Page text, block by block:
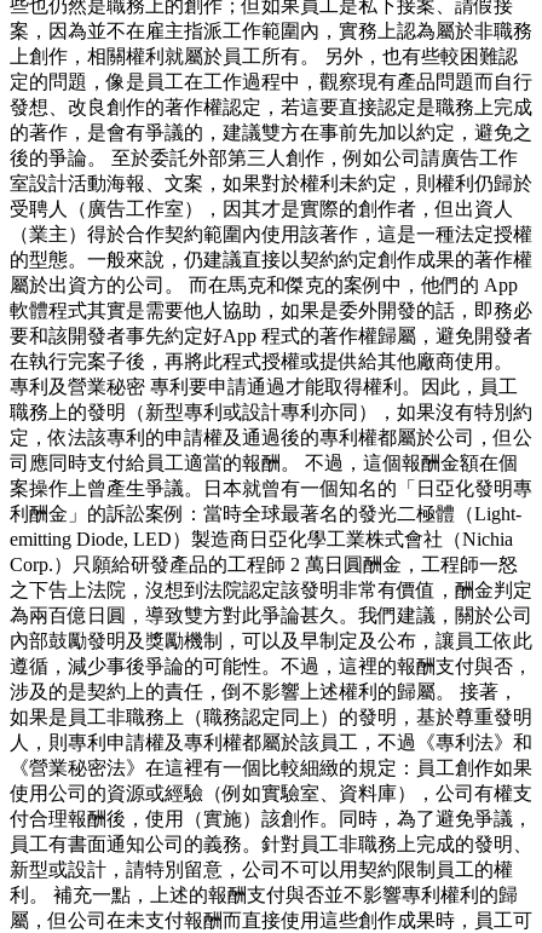
些也仍然是職務上的創作；但如果員工是私下接案、請假接
案，因為並不在雇主指派工作範圍內，實務上認為屬於非職務
上創作，相關權利就屬於員工所有。 另外，也有些較困難認
定的問題，像是員工在工作過程中，觀察現有產品問題而自行
發想、改良創作的著作權認定，若這要直接認定是職務上完成
的著作，是會有爭議的，建議雙方在事前先加以約定，避免之
後的爭論。 至於委託外部第三人創作，例如公司請廣告工作
室設計活動海報、文案，如果對於權利未約定，則權利仍歸於
受聘人（廣告工作室），因其才是實際的創作者，但出資人
（業主）得於合作契約範圍內使用該著作，這是一種法定授權
的型態。一般來說，仍建議直接以契約約定創作成果的著作權
屬於出資方的公司。 而在馬克和傑克的案例中，他們的 App
軟體程式其實是需要他人協助，如果是委外開發的話，即務必
要和該開發者事先約定好App 程式的著作權歸屬，避免開發者
在執行完案子後，再將此程式授權或提供給其他廠商使用。
專利及營業秘密 專利要申請通過才能取得權利。因此，員工
職務上的發明（新型專利或設計專利亦同），如果沒有特別約
定，依法該專利的申請權及通過後的專利權都屬於公司，但公
司應同時支付給員工適當的報酬。 不過，這個報酬金額在個
案操作上曾產生爭議。日本就曾有一個知名的「日亞化發明專
利酬金」的訴訟案例：當時全球最著名的發光二極體（Light-
emitting Diode, LED）製造商日亞化學工業株式會社（Nichia
Corp.）只願給研發產品的工程師 2 萬日圓酬金，工程師一怒
之下告上法院，沒想到法院認定該發明非常有價值，酬金判定
為兩百億日圓，導致雙方對此爭論甚久。我們建議，關於公司
內部鼓勵發明及獎勵機制，可以及早制定及公布，讓員工依此
遵循，減少事後爭論的可能性。不過，這裡的報酬支付與否，
涉及的是契約上的責任，倒不影響上述權利的歸屬。 接著，
如果是員工非職務上（職務認定同上）的發明，基於尊重發明
人，則專利申請權及專利權都屬於該員工，不過《專利法》和
《營業秘密法》在這裡有一個比較細緻的規定：員工創作如果
使用公司的資源或經驗（例如實驗室、資料庫），公司有權支
付合理報酬後，使用（實施）該創作。同時，為了避免爭議，
員工有書面通知公司的義務。針對員工非職務上完成的發明、
新型或設計，請特別留意，公司不可以用契約限制員工的權
利。 補充一點，上述的報酬支付與否並不影響專利權利的歸
屬，但公司在未支付報酬而直接使用這些創作成果時，員工可